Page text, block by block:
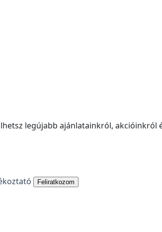
legújabb ajánlatainkról, akcióinkról
Feliratkozom